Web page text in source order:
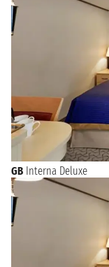
Crociere o MSC
Oltre a essere a
Roma,
passeggiare per le
dei negozi o la
visitare il Forte
alla Darsena
Rocca con i resti
GB Interna Deluxe